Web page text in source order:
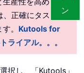
ン
、正確にタスクを
。 Kutools for
ライアル。。。
択し、「Kutools」